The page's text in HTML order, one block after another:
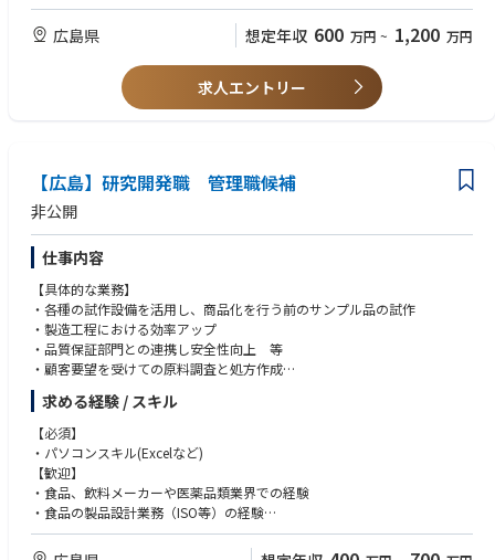
・仮説検証型の問題解決を実践してきた経験
■歓迎条件
・官能評価・感性評価と定量データを橋渡しした経験
・小ロット・多品種（MTO）環境での工程設計経験
・技術教育・OJT指導の経験
広島県 想定年収 600 万円 ~ 1,200 万円
求人エントリー
【広島】研究開発職 管理職候補
非公開
仕事内容
【具体的な業務】
・各種の試作設備を活用し、商品化を行う前のサンプル品の試作
・製造工程における効率アップ
・品質保証部門との連携し安全性向上 等
・顧客要望を受けての原料調査と処方作成
・メンバーの育成、指導
・予算管理、実行
【業務の魅力】
・お客様の「こんな商品をつくりたい」を形にできる
・企画から最終製品完成まで一貫して業務に関われる
・「味づくり」の専門性を高められる
求める経験 / スキル
【必須】
・パソコンスキル(Excelなど)
【歓迎】
・食品、飲料メーカーや医薬品類業界での経験
・食品の製品設計業務（ISO等）の経験
・メニュー開発経験、厨房経験